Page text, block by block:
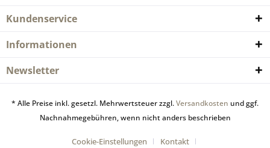
Kundenservice
Informationen
Newsletter
* Alle Preise inkl. gesetzl. Mehrwertsteuer zzgl.Versandkosten und ggf.
Nachnahmegebühren, wenn nicht anders beschrieben
Cookie-Einstellungen
Kontakt